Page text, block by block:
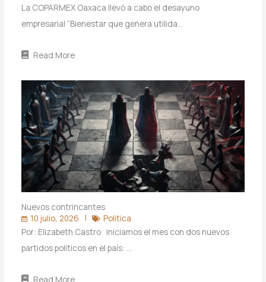
La COPARMEX Oaxaca llevó a cabo el desayuno
empresarial “Bienestar que genera utilida…
Read More
Nuevos contrincantes
10 julio, 2026
Politica
Por: Elizabeth Castro Iniciamos el mes con dos nuevos
partidos políticos en el país: …
Read More